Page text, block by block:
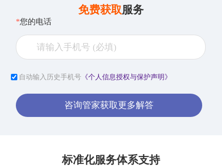
免费获取服务
*您的电话
自动输入历史手机号《个人信息授权与保护声明》
咨询管家获取更多解答
标准化服务体系支持